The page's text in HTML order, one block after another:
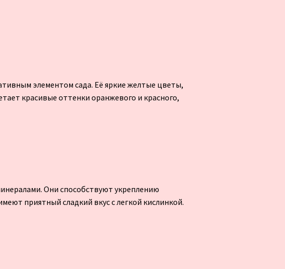
элементом сада. Её яркие желтые цветы,
красивые оттенки оранжевого и красного,
Они способствуют укреплению
приятный сладкий вкус с легкой кислинкой.